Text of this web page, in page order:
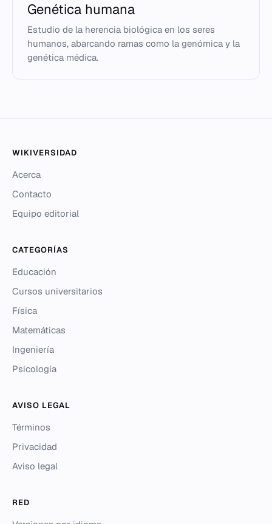
Genética humana
Estudio de la herencia biológica en los seres
humanos, abarcando ramas como la genómica y la
genética médica.
WIKIVERSIDAD
Acerca
Contacto
Equipo editorial
CATEGORÍAS
Educación
Cursos universitarios
Física
Matemáticas
Ingeniería
Psicología
AVISO LEGAL
Términos
Privacidad
Aviso legal
RED